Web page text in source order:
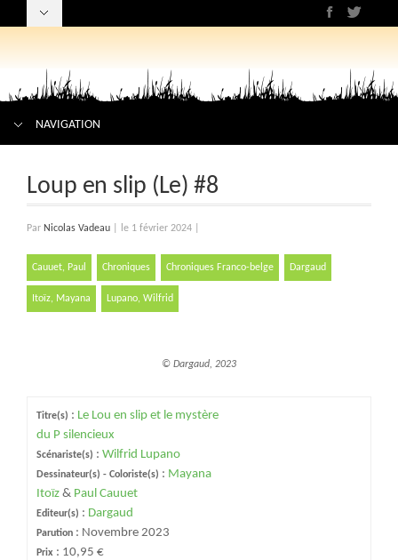
NAVIGATION
Loup en slip (Le) #8
Par Nicolas Vadeau le 1 février 2024
Cauuet, Paul Chroniques Chroniques Franco-belge Dargaud
Itoïz, Mayana Lupano, Wilfrid
© Dargaud, 2023
Titre(s) : Le Lou en slip et le mystère
du P silencieux
Scénariste(s) : Wilfrid Lupano
Dessinateur(s) - Coloriste(s) : Mayana
Itoïz & Paul Cauuet
Editeur(s) : Dargaud
Parution : Novembre 2023
Prix : 10,95 €